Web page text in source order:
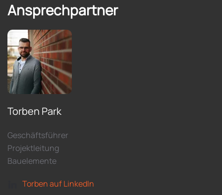
Ansprechpartner
Torben Park
Geschäftsführer
Projektleitung
Bauelemente
Torben auf LinkedIn